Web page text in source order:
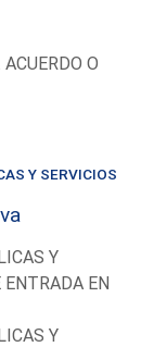
O
Y SERVICIOS
Y
EN
Y